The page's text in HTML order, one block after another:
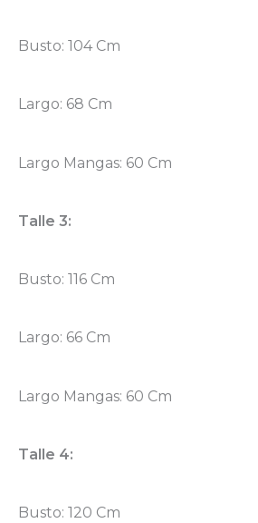
Busto: 104 Cm
Largo: 68 Cm
Largo Mangas: 60 Cm
Talle 3:
Busto: 116 Cm
Largo: 66 Cm
Largo Mangas: 60 Cm
Talle 4:
Busto: 120 Cm